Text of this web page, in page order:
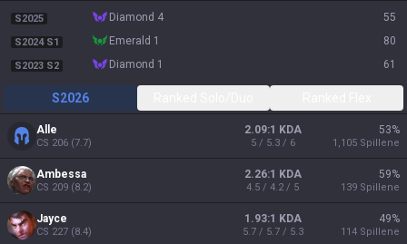
S2025 diamond 4 55
S2024 S1 emerald 1 80
S2023 S2 diamond 1 61
S2026
Alle
CS 206 (7.7)
2.09:1 KDA
5 / 5.3 / 6
53%
1,105 Spillene
Ambessa
CS 209 (8.2)
2.26:1 KDA
4.5 / 4.2 / 5
59%
139 Spillene
Jayce
CS 227 (8.4)
1.93:1 KDA
5.7 / 5.7 / 5.3
49%
114 Spillene